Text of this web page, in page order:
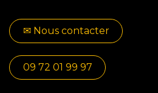
✉​​ No​​​​us contacter
09 72 01 99 97